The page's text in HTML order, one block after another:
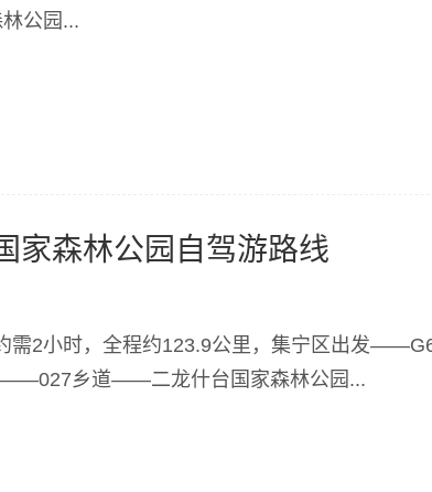
公园...
家森林公园自驾游路线
需2小时，全程约123.9公里，集宁区出发
乡道——二龙什台国家森林公园...